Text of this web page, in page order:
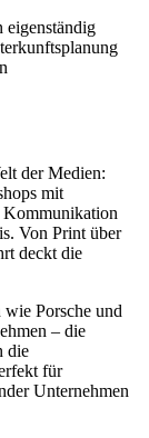
der Medien:
mit
Kommunikation
Von Print über
deckt die
Porsche und
– die
die
für
Unternehmen